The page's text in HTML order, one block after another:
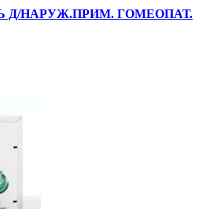
Д/НАРУЖ.ПРИМ. ГОМЕОПАТ.